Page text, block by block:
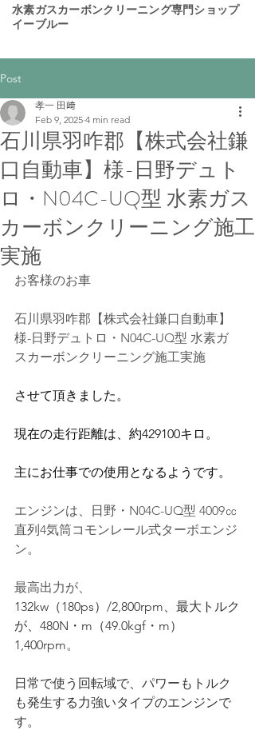
​水素ガスカーボンクリーニング専門ショップ
イーブルー
Post
石川県羽咋郡【株式会社鎌
口自動車】様-日野デュト
ロ・N04C-UQ型 水素ガス
カーボンクリーニング施工
実施
孝一 田﨑
Feb 9, 2025 4 min read
お客様のお車
石川県羽咋郡【株式会社鎌口自動車】
様-日野デュトロ・N04C-UQ型 水素ガ
スカーボンクリーニング施工実施
させて頂きました。
現在の走行距離は、約429100キロ。
主にお仕事での使用となるようです。
エンジンは、日野・N04C-UQ型 4009㏄
直列4気筒コモンレール式ターボエンジ
ン。
最高出力が、
132kw（180ps）/2,800rpm、最大トルク
が、 480N・m（49.0kgf・m）
1,400rpm。
日常で使う回転域で、パワーもトルク
も発生する力強いタイプのエンジンで
す。